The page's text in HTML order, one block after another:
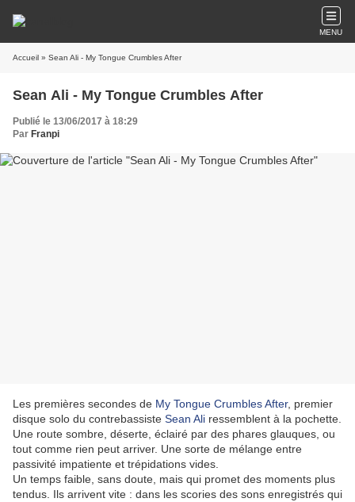
MENU
Accueil » Sean Ali - My Tongue Crumbles After
Sean Ali - My Tongue Crumbles After
Publié le 13/06/2017 à 18:29
Par Franpi
Les premières secondes de My Tongue Crumbles After, premier
disque solo du contrebassiste Sean Ali ressemblent à la pochette.
Une route sombre, déserte, éclairé par des phares glauques, ou
tout comme rien peut arriver. Une sorte de mélange entre
passivité impatiente et trépidations vides.
Un temps faible, sans doute, mais qui promet des moments plus
tendus. Ils arrivent vite : dans les scories des sons enregistrés qui